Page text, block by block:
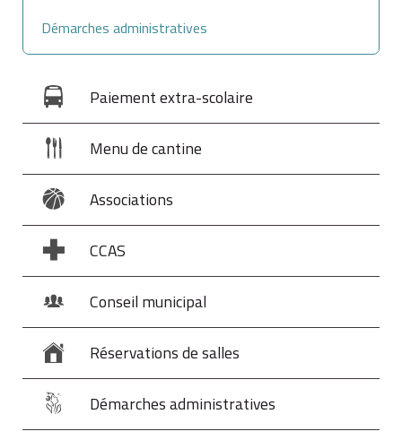
Démarches administratives
Paiement extra-scolaire
Menu de cantine
Associations
CCAS
Conseil municipal
Réservations de salles
Démarches administratives